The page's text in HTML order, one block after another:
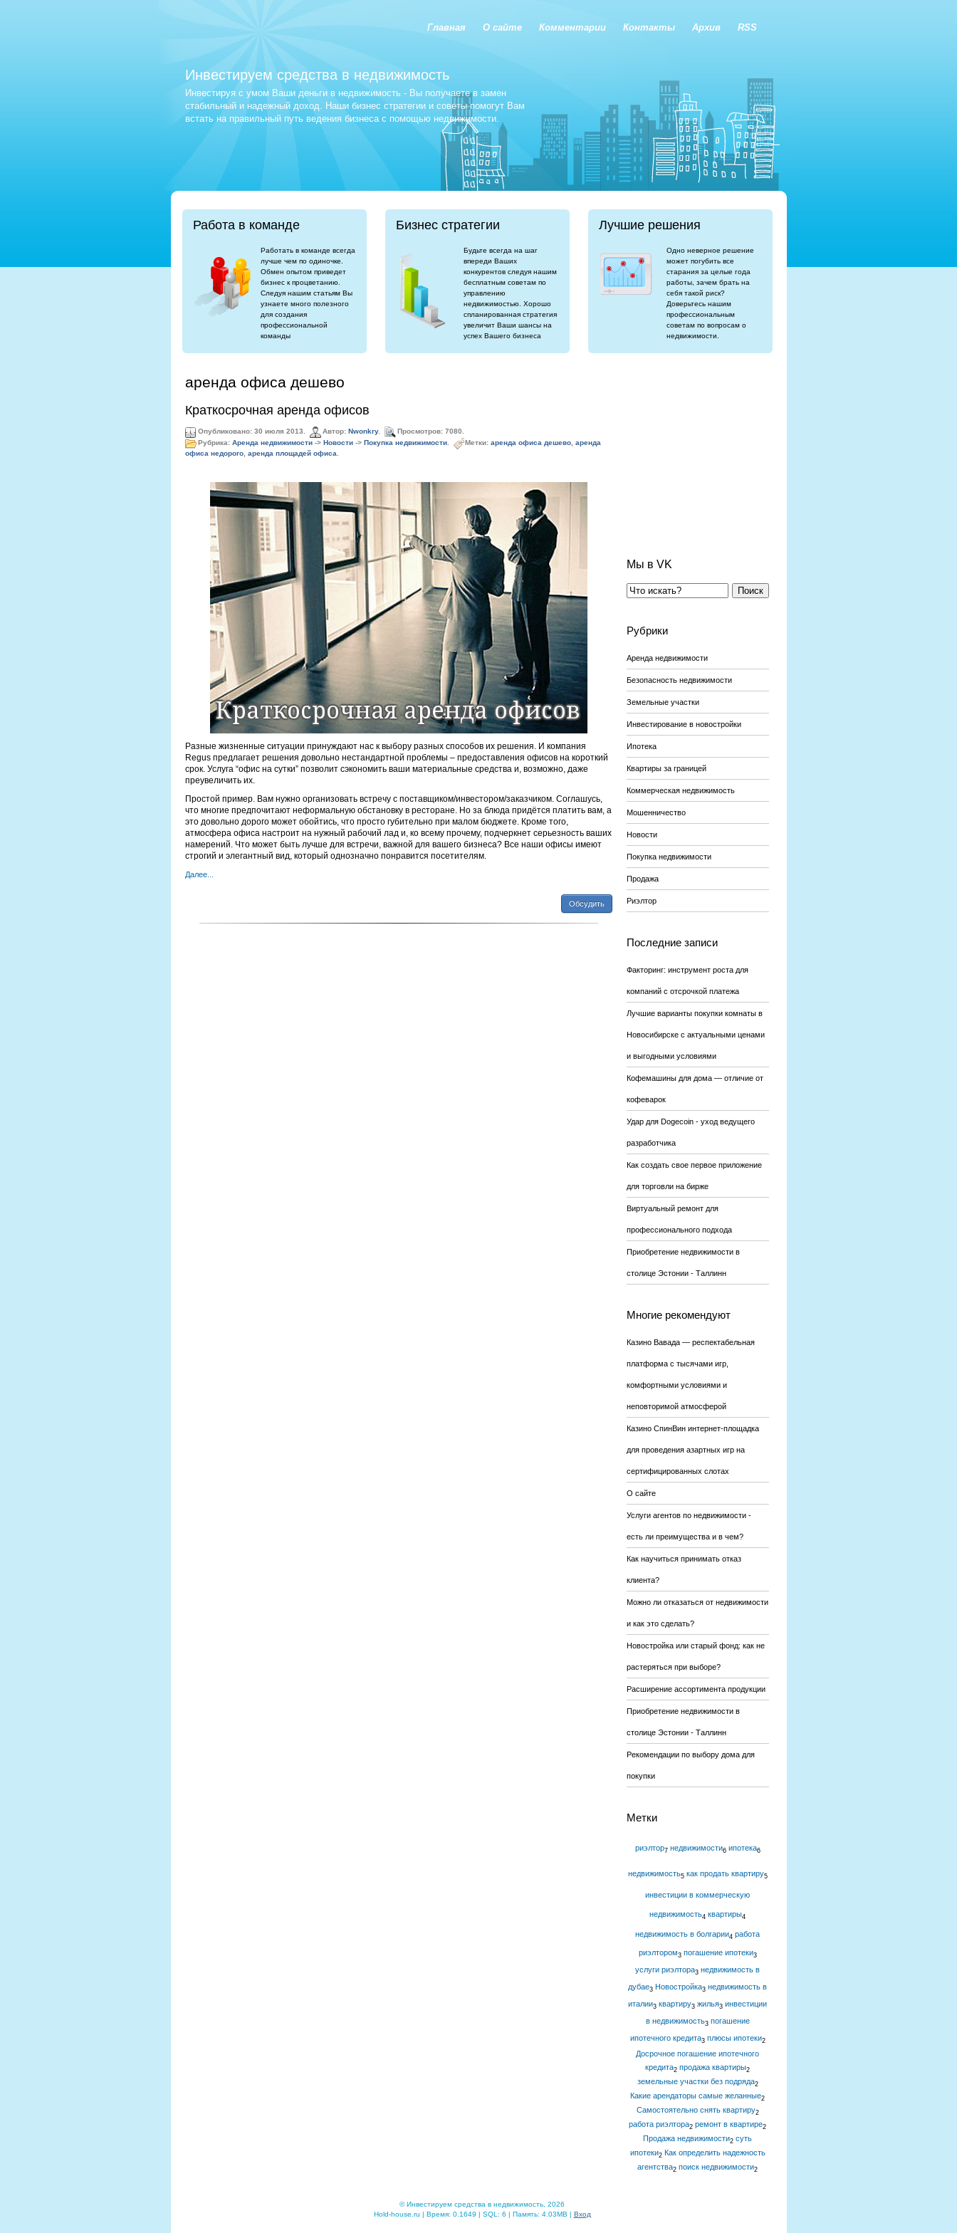
Главная О сайте Комментарии Контакты Архив RSS
Инвестируем средства в недвижимость
Инвестируя с умом Ваши деньги в недвижимость - Вы получаете в замен
стабильный и надежный доход. Наши бизнес стратегии и советы помогут Вам
встать на правильный путь ведения бизнеса с помощью недвижимости.
Работа в команде
Работать в команде всегда
лучше чем по одиночке.
Обмен опытом приведет
бизнес к процветанию.
Следуя нашим статьям Вы
узнаете много полезного
для создания
профессиональной
команды
Бизнес стратегии
Будьте всегда на шаг
впереди Ваших
конкурентов следуя нашим
бесплатным советам по
управлению
недвижимостью. Хорошо
спланированная стратегия
увеличит Ваши шансы на
успех Вашего бизнеса
Лучшие решения
Одно неверное решение
может погубить все
старания за целые года
работы, зачем брать на
себя такой риск?
Доверьтесь нашим
профессиональным
советам по вопросам о
недвижимости.
аренда офиса дешево
Краткосрочная аренда офисов
Опубликовано: 30 июля 2013. Автор: Nwonkry.
Просмотров: 7080.
Рубрика: Аренда недвижимости-> Новости-> Покупка недвижимости. Метки: аренда офиса дешево, аренда
офиса недорого, аренда площадей офиса
Разные жизненные ситуации принуждают нас к выбору разных способов их решения. И компания
Regus предлагает решения довольно нестандартной проблемы – предоставления офисов на короткий
срок. Услуга “офис на сутки” позволит сэкономить ваши материальные средства и, возможно, даже
преувеличить их.
Простой пример. Вам нужно организовать встречу с поставщиком/инвестором/заказчиком. Соглашусь,
что многие предпочитают неформальную обстановку в ресторане. Но за блюда придётся платить вам, а
это довольно дорого может обойтись, что просто губительно при малом бюджете. Кроме того,
атмосфера офиса настроит на нужный рабочий лад и, ко всему прочему, подчеркнет серьезность ваших
намерений. Что может быть лучше для встречи, важной для вашего бизнеса? Все наши офисы имеют
строгий и элегантный вид, который однозначно понравится посетителям.
Далее...
Обсудить
Мы в VK
Поиск
Рубрики
Аренда недвижимости
Безопасность недвижимости
Земельные участки
Инвестирование в новостройки
Ипотека
Квартиры за границей
Коммерческая недвижимость
Мошенничество
Новости
Покупка недвижимости
Продажа
Риэлтор
Последние записи
Факторинг: инструмент роста для
компаний с отсрочкой платежа
Лучшие варианты покупки комнаты в
Новосибирске с актуальными ценами
и выгодными условиями
Кофемашины для дома — отличие от
кофеварок
Удар для Dogecoin - уход ведущего
разработчика
Как создать свое первое приложение
для торговли на бирже
Виртуальный ремонт для
профессионального подхода
Приобретение недвижимости в
столице Эстонии - Таллинн
Многие рекомендуют
Казино Вавада — респектабельная
платформа с тысячами игр,
комфортными условиями и
неповторимой атмосферой
Казино СпинВин интернет-площадка
для проведения азартных игр на
сертифицированных слотах
О сайте
Услуги агентов по недвижимости -
есть ли преимущества и в чем?
Как научиться принимать отказ
клиента?
Можно ли отказаться от недвижимости
и как это сделать?
Новостройка или старый фонд: как не
растеряться при выборе?
Расширение ассортимента продукции
Приобретение недвижимости в
столице Эстонии - Таллинн
Рекомендации по выбору дома для
покупки
Метки
риэлтор7 недвижимости6 ипотека6
недвижимость5 как продать квартиру5
инвестиции в коммерческую
недвижимость4 квартиры4
недвижимость в болгарии4 работа
риэлтором3 погашение ипотеки3
услуги риэлтора3 недвижимость в
дубае3 Новостройка3 недвижимость в
италии3 квартиру3 жилья3 инвестиции
в недвижимость3 погашение
ипотечного кредита3 плюсы ипотеки2
Досрочное погашение ипотечного
кредита2 продажа квартиры2
земельные участки без подряда2
Какие арендаторы самые желанные2
Самостоятельно снять квартиру2
работа риэлтора2 ремонт в квартире2
Продажа недвижимости2 суть
ипотеки2 Как определить надежность
агентства2 поиск недвижимости2
© Инвестируем средства в недвижимость, 2026
Hold-house.ru | Время: 0.1649 | SQL: 6 | Память: 4.03MB | Вход